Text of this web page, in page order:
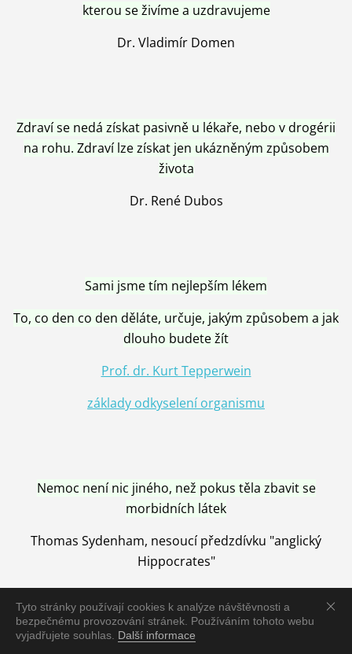
Tyto stránky používají cookies k analýze návštěvnosti a
bezpečnému provozování stránek. Používáním tohoto webu
vyjadřujete souhlas. Další informace
kterou se živíme a uzdravujeme
Dr. Vladimír Domen
Zdraví se nedá získat pasivně u lékaře, nebo v drogérii
na rohu. Zdraví lze získat jen ukázněným způsobem
života
Dr. René Dubos
Sami jsme tím nejlepším lékem
To, co den co den děláte, určuje, jakým způsobem a jak
dlouho budete žít
Prof. dr. Kurt Tepperwein
základy odkyselení organismu
Nemoc není nic jiného, než pokus těla zbavit se
morbidních látek
Thomas Sydenham, nesoucí předzdívku "anglický
Hippocrates"
Nemoc je vyléčena jen pomocí Přírody, neutralizací a